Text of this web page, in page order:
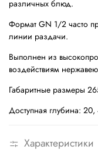
различных блюд.
Формат GN 1/2 часто
линии раздачи.
Выполнен из
воздействиям
Габаритные размеры
Доступная глубина:
Характеристики